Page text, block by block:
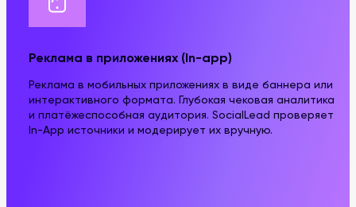
Реклама в приложениях (In-app)
Реклама в мобильных приложениях в виде баннера или
интерактивного формата. Глубокая чековая аналитика
и платёжеспособная аудитория. SocialLead проверяет
In-App источники и модерирует их вручную.